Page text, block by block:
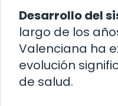
Desarrollo del
largo de los
Valenciana ha
evolución
de salud.